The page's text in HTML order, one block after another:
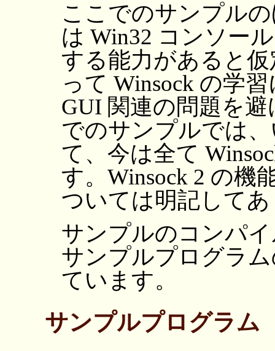
ここでのサンプル
は Win32 コンソー
する能力があると
って Winsock の学
GUI 関連の問題を
でのサンプルでは
て、今は全て
す。Winsock 2 の機
ついては明記して
サンプルのコンパ
サンプルプログラ
ています。
サンプルプログラム